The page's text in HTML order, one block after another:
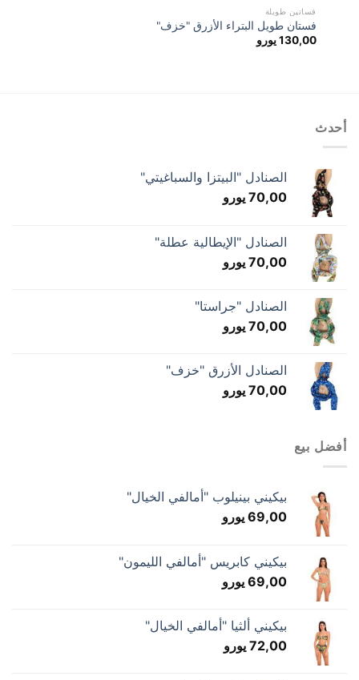
فساتين طويلة
فستان طويل البتراء الأزرق "خزف"
130,00يورو
أحدث
الصنادل "البيتزا والسباغيتي"
70,00 يورو
الصنادل "الإيطالية عطلة"
70,00 يورو
الصنادل "جراستا"
70,00 يورو
الصنادل الأزرق "خزف"
70,00 يورو
أفضل بيع
بيكيني بينيلوب "أمالفي الخيال"
69,00 يورو
بيكيني كابريس "أمالفي الليمون"
69,00 يورو
بيكيني ألثيا "أمالفي الخيال"
72,00 يورو